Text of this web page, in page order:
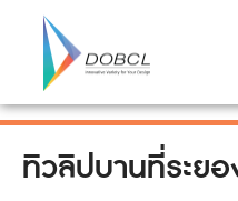
ทิวลิปบานที่ระยอ